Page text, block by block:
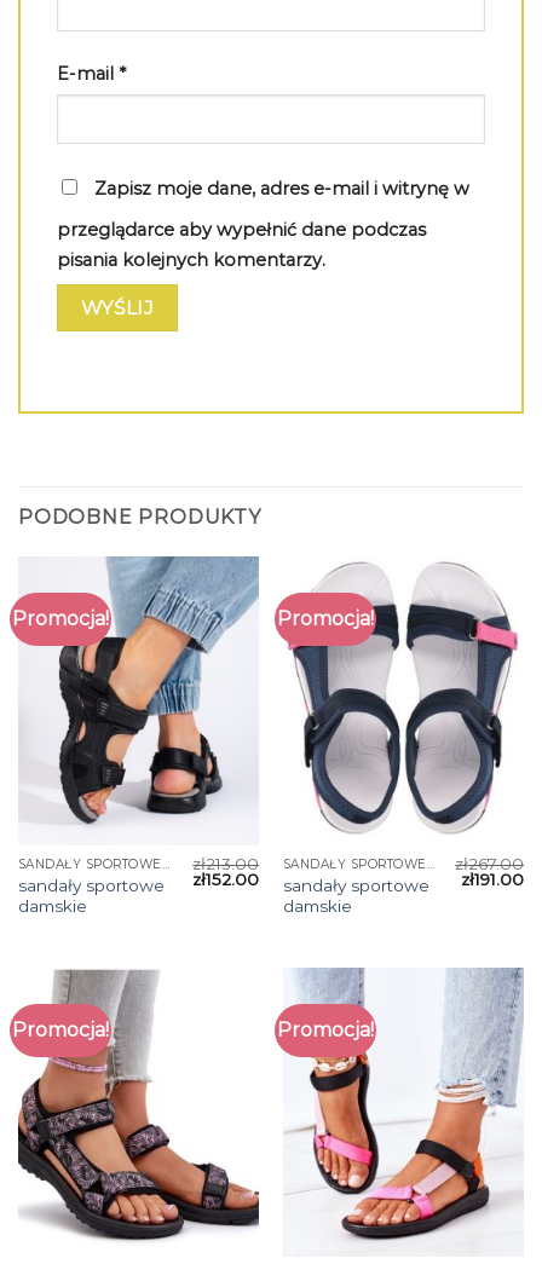
E-mail *
Zapisz moje dane, adres e-mail i witrynę w
przeglądarce aby wypełnić dane podczas
pisania kolejnych komentarzy.
PODOBNE PRODUKTY
Promocja!
SANDAŁY SPORTOWE DAMSKIE
sandały sportowe
damskie
zł213.00
zł152.00
Promocja!
SANDAŁY SPORTOWE DAMSKIE
sandały sportowe
damskie
zł267.00
zł191.00
Promocja! Promocja!